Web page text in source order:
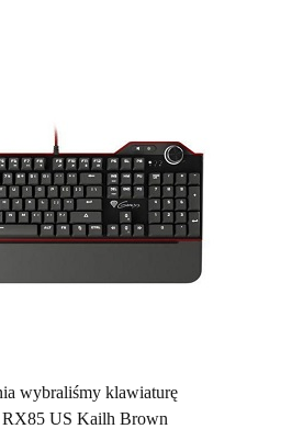
wybraliśmy klawiaturę
RX85 US Kailh Brown